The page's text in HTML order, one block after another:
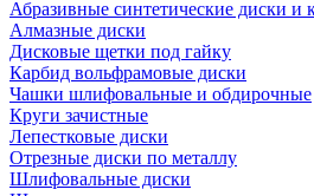
Абразивные синтетические диски и
Алмазные диски
Дисковые щетки под гайку
Карбид вольфрамовые диски
Чашки шлифовальные и обдирочные
Круги зачистные
Лепестковые диски
Отрезные диски по металлу
Шлифовальные диски